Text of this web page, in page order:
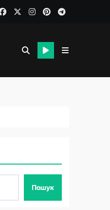
Пошук